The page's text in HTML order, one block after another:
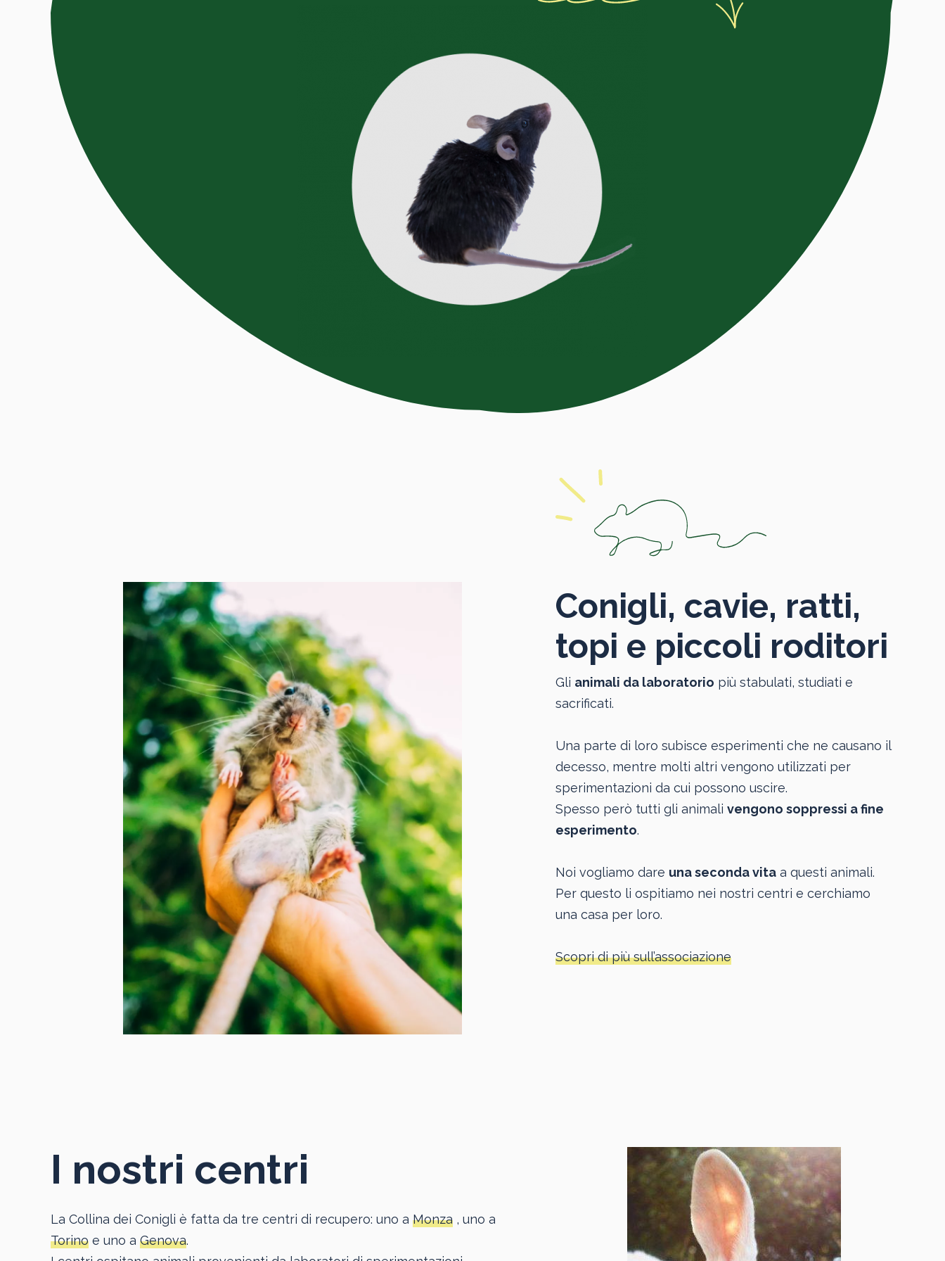
Conigli, cavie, ratti,
topi e piccoli roditori
Gli animali da laboratorio più stabulati, studiati e
sacrificati.
Una parte di loro subisce esperimenti che ne causano il
decesso, mentre molti altri vengono utilizzati per
sperimentazioni da cui possono uscire.
Spesso però tutti gli animali vengono soppressi a fine
esperimento.
Noi vogliamo dare una seconda vitaa questi animali.
Per questo li ospitiamo nei nostri centri e cerchiamo
una casa per loro.
Scopri di più sull’associazione
I nostri centri
La Collina dei Conigli è fatta da tre centri di recupero: uno a Monza , uno a
Torino e uno a Genova.